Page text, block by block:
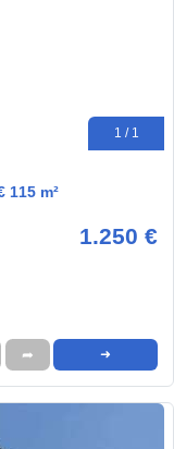
1 / 1
115 m²
1.250 €
➦ ➜